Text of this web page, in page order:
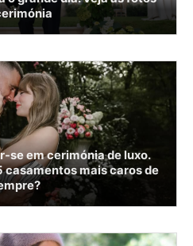
se em cerimónia de luxo.
casamentos mais caros de